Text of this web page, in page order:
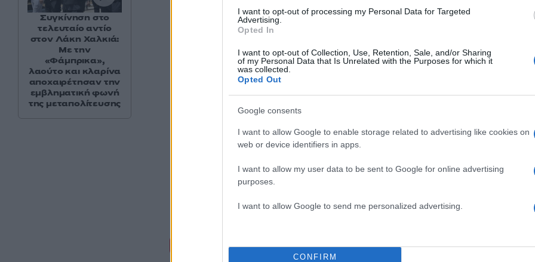
I want to opt-out of processing my Personal Data for Targeted
Advertising.
Opted In
I want to opt-out of Collection, Use, Retention, Sale, and/or Sharing
of my Personal Data that Is Unrelated with the Purposes for which it
was collected.
Opted Out
Google consents
I want to allow Google to enable storage related to advertising like cookies on
web or device identifiers in apps.
I want to allow my user data to be sent to Google for online advertising
purposes.
I want to allow Google to send me personalized advertising.
CONFIRM
Πηγή: ΑΠΕ – ΜΠΕ
Σχόλια
Συγκίνηση στο
τελευταίο αντίο
στον Λάκη Χαλκιά:
Με την
«Φάμπρικα»,
λαούτο και κλαρίνα
αποχαιρέτησαν την
εμβληματική φωνή
της μεταπολίτευσης